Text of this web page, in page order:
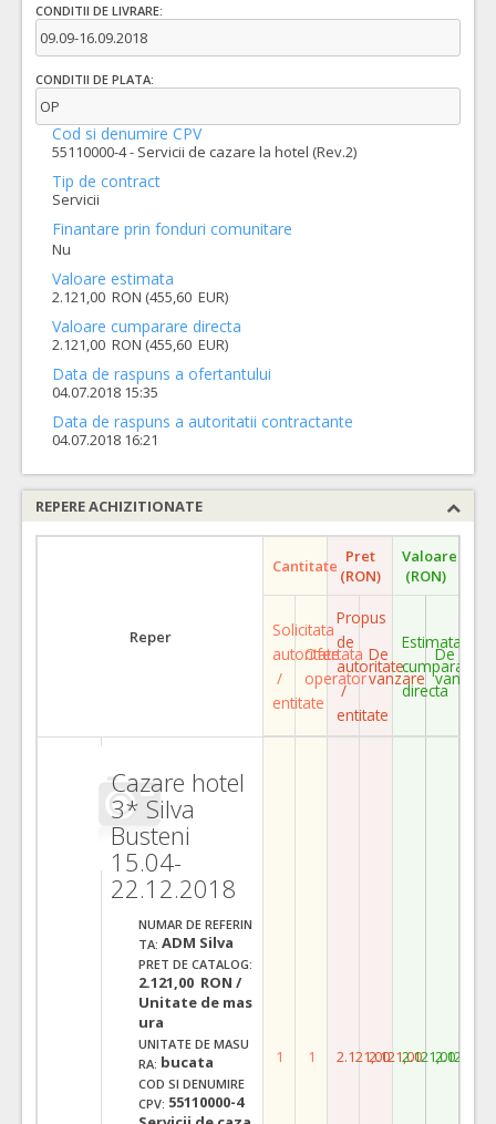
CONDITII DE LIVRARE:
09.09-16.09.2018
CONDITII DE PLATA:
OP
Cod si denumire CPV
55110000-4 - Servicii de cazare la hotel (Rev.2)
Tip de contract
Servicii
Finantare prin fonduri comunitare
Nu
Valoare estimata
2.121,00 RON (455,60 EUR)
Valoare cumparare directa
2.121,00 RON (455,60 EUR)
Data de raspuns a ofertantului
04.07.2018 15:35
Data de raspuns a autoritatii contractante
04.07.2018 16:21
REPERE ACHIZITIONATE
Reper
Cantitate Pret
(RON)
Valoare
(RON)
Solicitata
autoritate
/
entitate
Ofertata
operator
Propus
de
autoritate
/
entitate
De
vanzare
Estimata
cumparare
directa
De
vanzare
Cazare hotel
3* Silva
Busteni
15.04-
22.12.2018
NUMAR DE REFERIN
TA: ADM Silva
PRET DE CATALOG:
2.121,00 RON /
Unitate de mas
ura
UNITATE DE MASU
RA: bucata
COD SI DENUMIRE
CPV: 55110000-4
1 1 2.121,002.121,002.121,002.121,00